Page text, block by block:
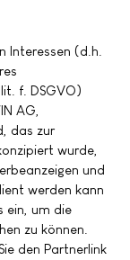
Interessen (d.h.
f. DSGVO)
AG,
das zur
wurde,
und
werden kann
ein, um die
zu können.
den Partnerlink